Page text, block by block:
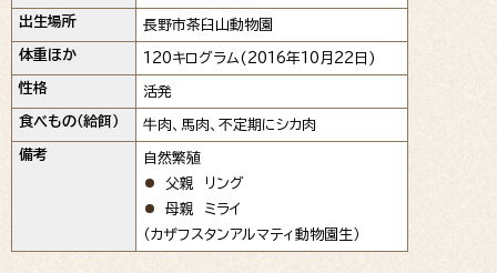
出生場所 長野市茶臼山動物園
体重ほか 120キログラム(2016年10月22日)
性格 活発
食べもの（給餌） 牛肉、馬肉、不定期にシカ肉
備考
自然繁殖
父親 リング
母親 ミライ
（カザフスタンアルマティ動物園生）